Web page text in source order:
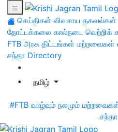
செய்திகள் விவசாய தகவல்கள்
தோட்டக்கலை கால்நடை வெற்றிக்
FTB அரசு திட்டங்கள் மற்றவைகள்
சந்தா Directory
தமிழ்
#FTB வாழ்வும் நலமும்
சந்தா